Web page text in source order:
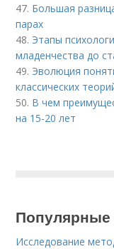
47. Большая
парах
48. Этапы
младенчества до
49. Эволюция
классических
50. В чем
на 15-20 лет
Исследование